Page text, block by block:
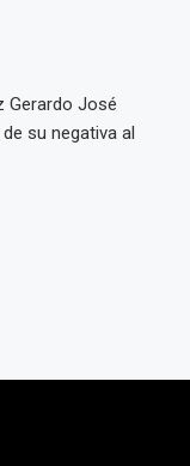
Gerardo José
su negativa al